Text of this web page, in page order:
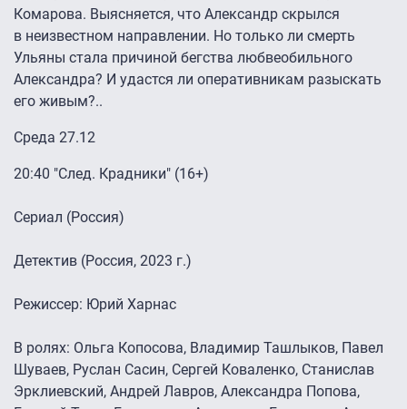
Комарова. Выясняется, что Александр скрылся
в неизвестном направлении. Но только ли смерть
Ульяны стала причиной бегства любвеобильного
Александра? И удастся ли оперативникам разыскать
его живым?..
Среда 27.12
20:40 "След. Крадники" (16+)
Сериал (Россия)
Детектив (Россия, 2023 г.)
Режиссер: Юрий Харнас
В ролях: Ольга Копосова, Владимир Ташлыков, Павел
Шуваев, Руслан Сасин, Сергей Коваленко, Станислав
Эрклиевский, Андрей Лавров, Александра Попова,